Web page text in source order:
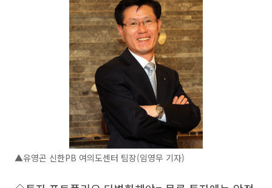
▲유영곤 신한PB 여의도센터 팀장(임영무 기자)